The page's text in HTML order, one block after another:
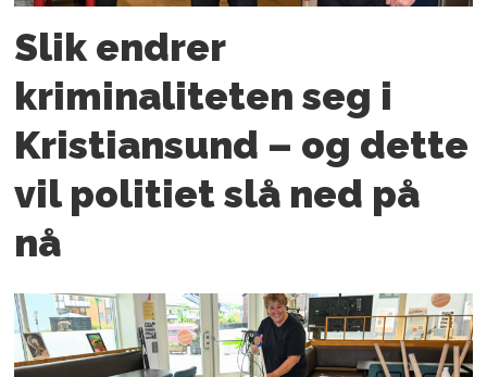
Slik endrer
kriminaliteten seg i
Kristiansund – og dette
vil politiet slå ned på
nå